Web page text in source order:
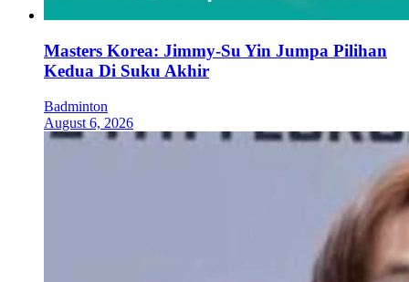
Masters Korea: Jimmy-Su Yin Jumpa Pilihan
Kedua Di Suku Akhir
Badminton
August 6, 2026